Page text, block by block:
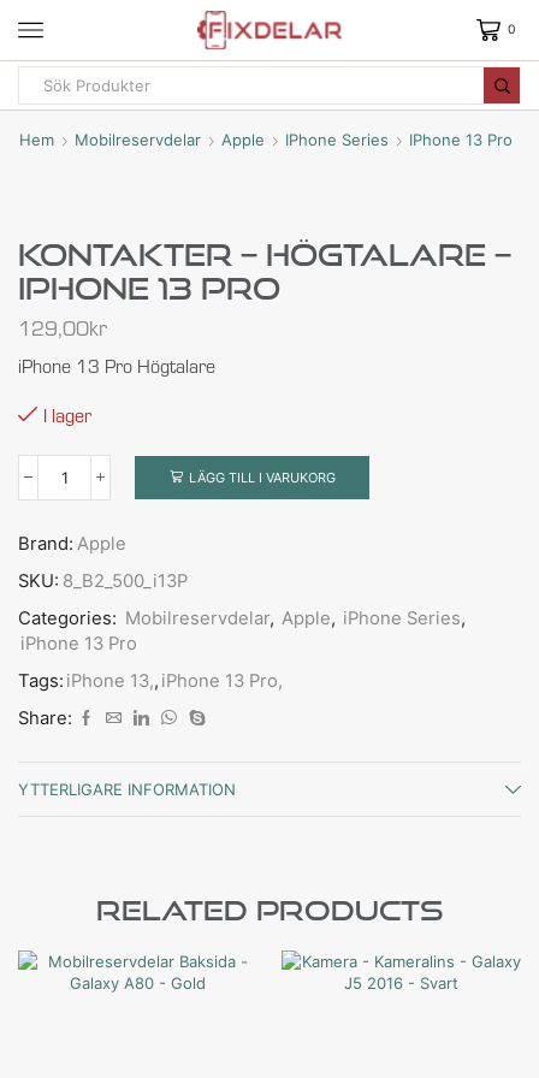
0
Hem Mobilreservdelar Apple IPhone Series IPhone 13 Pro
Kontakter – Högtalare –
IPhone 13 Pro
129,00kr
iPhone 13 Pro Högtalare
I lager
LÄGG TILL I VARUKORG
Brand: Apple
SKU: 8_B2_500_i13P
Categories: Mobilreservdelar, Apple, iPhone Series,
iPhone 13 Pro
Tags: iPhone 13,, iPhone 13 Pro,
Share:
YTTERLIGARE INFORMATION
Related Products